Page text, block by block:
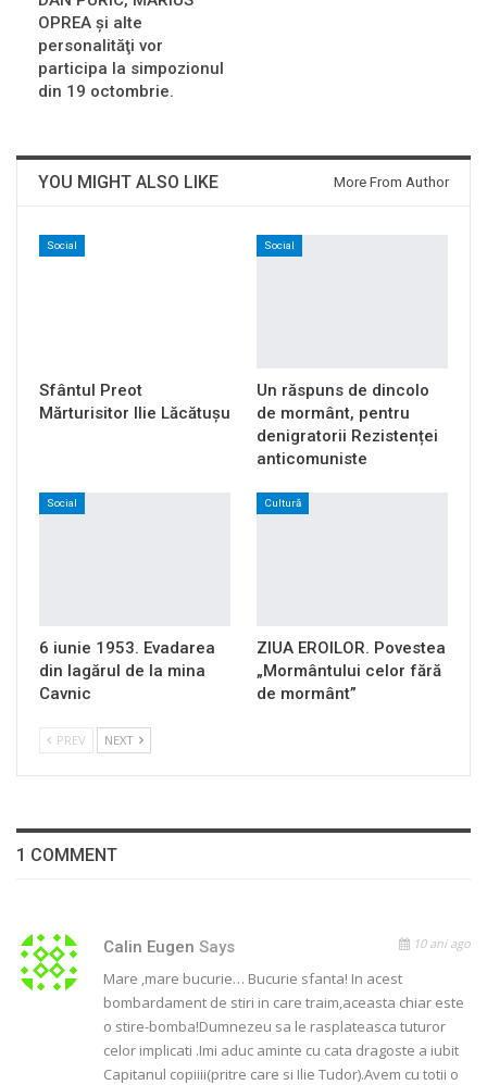
OPREA şi alte
personalităţi vor
participa la simpozionul
din 19 octombrie.
YOU MIGHT ALSO LIKE More From Author
Social
Sfântul Preot
Mărturisitor Ilie Lăcătușu
Social
Un răspuns de dincolo
de mormânt, pentru
denigratorii Rezistenței
anticomuniste
Social
6 iunie 1953. Evadarea
din lagărul de la mina
Cavnic
Cultură
ZIUA EROILOR. Povestea
„Mormântului celor fără
de mormânt”
PREV NEXT
1 COMMENT
Calin Eugen Says 10 ani ago
Mare ,mare bucurie… Bucurie sfanta! In acest
bombardament de stiri in care traim,aceasta chiar este
o stire-bomba!Dumnezeu sa le rasplateasca tuturor
celor implicati .Imi aduc aminte cu cata dragoste a iubit
Capitanul copiiii(pritre care si Ilie Tudor).Avem cu totii o